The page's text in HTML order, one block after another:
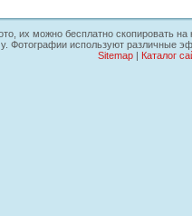
их можно бесплатно скопировать
Фотографии используют различные
Sitemap| Каталог